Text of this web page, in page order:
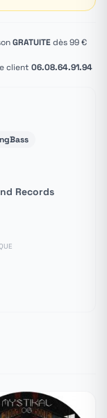
GRATUITEdès 99 €
client 06.08.64.91.94
Records